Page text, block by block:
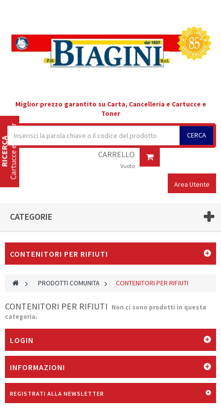
Miglior prezzo garantito su Carta, Cancelleria e Cartucce e
Toner
CERCA
CARRELLO
Vuoto
Area Utente
CATEGORIE
CONTENITORI PER RIFIUTI
> PRODOTTI COMUNITA > CONTENITORI PER RIFIUTI
CONTENITORI PER RIFIUTI Non ci sono prodotti in questa
categoria.
LOGIN
INFORMAZIONI
REGISTRATI ALLA NEWSLETTER
Cartucce e Toner